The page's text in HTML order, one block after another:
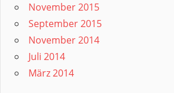
November 2015
September 2015
November 2014
Juli 2014
März 2014